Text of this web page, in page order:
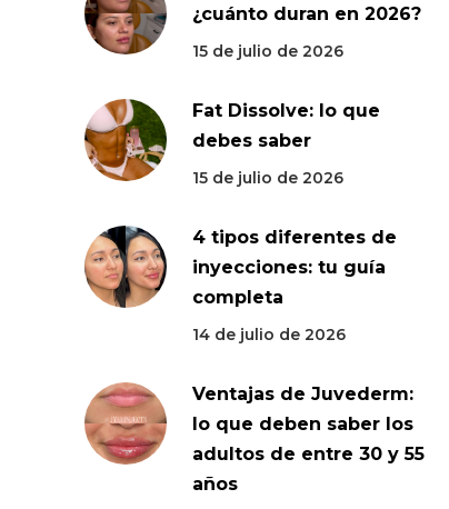
¿cuánto duran en 2026?
15 de julio de 2026
Fat Dissolve: lo que
debes saber
15 de julio de 2026
4 tipos diferentes de
inyecciones: tu guía
completa
14 de julio de 2026
Ventajas de Juvederm:
lo que deben saber los
adultos de entre 30 y 55
años